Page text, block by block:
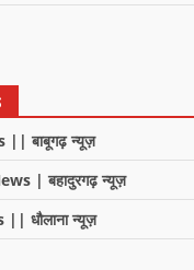
|| बाबूगढ़ न्यूज़
| बहादुरगढ़ न्यूज़
धौलाना न्यूज़